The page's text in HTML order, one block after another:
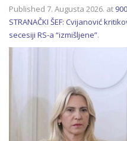
Published 7. Augusta 2026. at
STRANAČKI ŠEF: Cvijanović
secesiji RS-a “izmišljene”.